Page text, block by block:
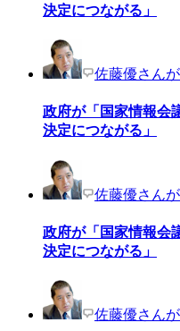
決定につながる」
佐藤優さん
政府が「国家情報
決定につながる」
佐藤優さん
政府が「国家情報
決定につながる」
佐藤優さん